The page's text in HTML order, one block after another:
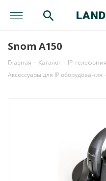
Snom A150
Главная - Каталог - IP-
Аксессуары для IP оборудования